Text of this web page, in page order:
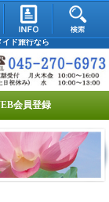
ド旅行なら
会員登録